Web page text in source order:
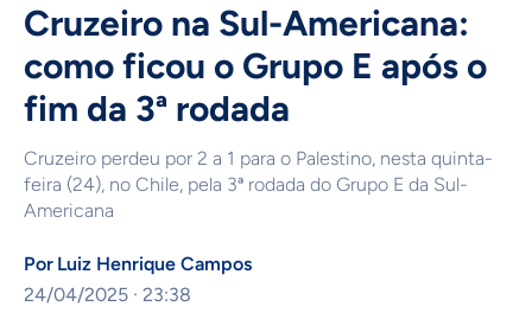
Cruzeiro na Sul-Americana:
como ficou o Grupo E após o
fim da 3ª rodada
Cruzeiro perdeu por 2 a 1 para o Palestino, nesta quinta-
feira (24), no Chile, pela 3ª rodada do Grupo E da Sul-
Americana
Por Luiz Henrique Campos
24/04/2025 · 23:38